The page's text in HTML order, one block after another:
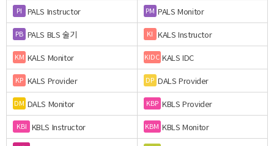
PI PALS Instructor PM PALS Monitor
PB PALS BLS 술기 KI KALS Instructor
KM KALS Monitor KIDC KALS IDC
KP KALS Provider DP DALS Provider
DM DALS Monitor KBP KBLS Provider
KBI KBLS Instructor KBM KBLS Monitor